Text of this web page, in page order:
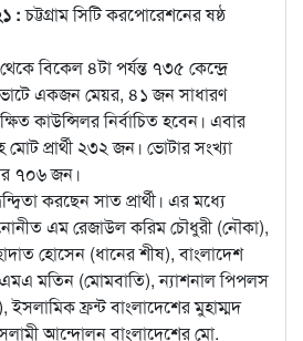
:চট্টগ্রাম সিটি করপোরেশনের ষষ্ঠ
বিকেল ৪টা পর্যন্ত ৭৩৫ কেন্দ্রে
একজন মেয়র, ৪১ জন সাধারণ
কাউন্সিলর নির্বাচিত হবেন। এবার
প্রার্থী ২৩২ জন। ভোটার সংখ্যা
৭০৬ জন।
করছেন সাত প্রার্থী। এর মধ্যে
এম রেজাউল করিম চৌধুরী (নৌকা),
হোসেন (ধানের শীষ), বাংলাদেশ
এমএ মতিন (মোমবাতি), ন্যাশনাল পিপলস
ফ্রন্ট বাংলাদেশের মুহাম্মদ
আন্দোলন বাংলাদেশের মো.